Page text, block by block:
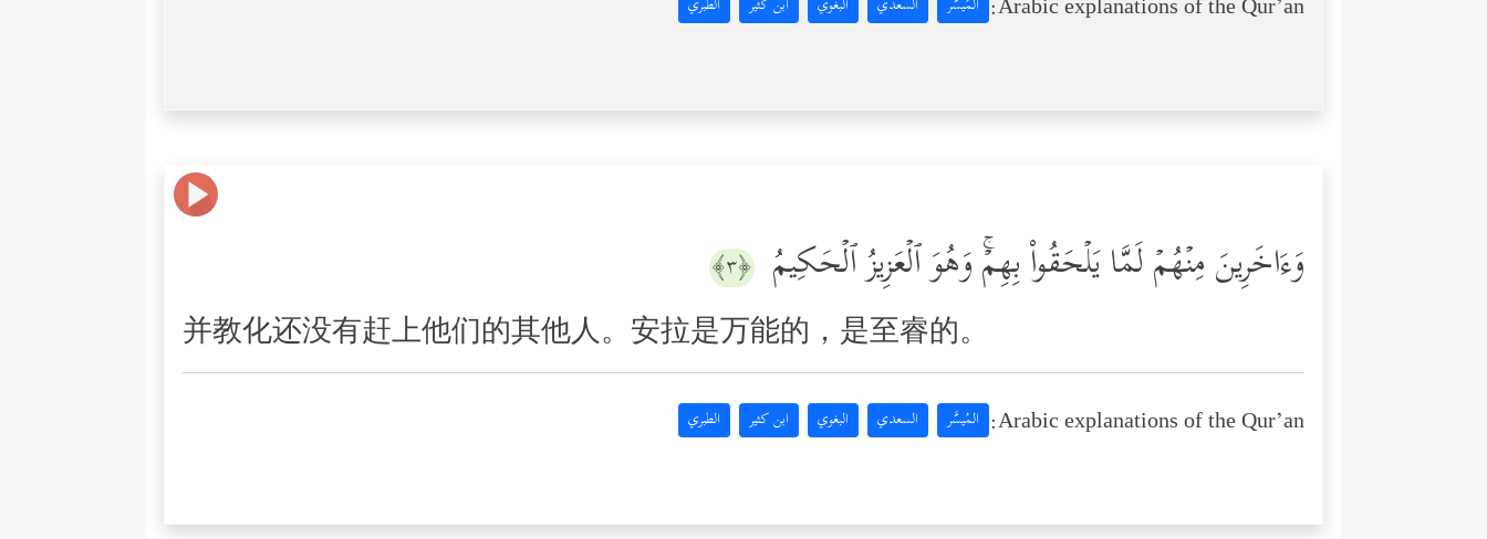
Arabic explanations of the Qur’an: المُيسَّر السعدي البغوي ابن كثير الطبري
وَءَاخَرِینَ مِنۡهُمۡ لَمَّا یَلۡحَقُواْ بِهِمۡۚ وَهُوَ ٱلۡعَزِیزُ ٱلۡحَكِیمُ ﴿٣﴾
并教化还没有赶上他们的其他人。安拉是万能的，是至睿的。
Arabic explanations of the Qur’an: المُيسَّر السعدي البغوي ابن كثير الطبري